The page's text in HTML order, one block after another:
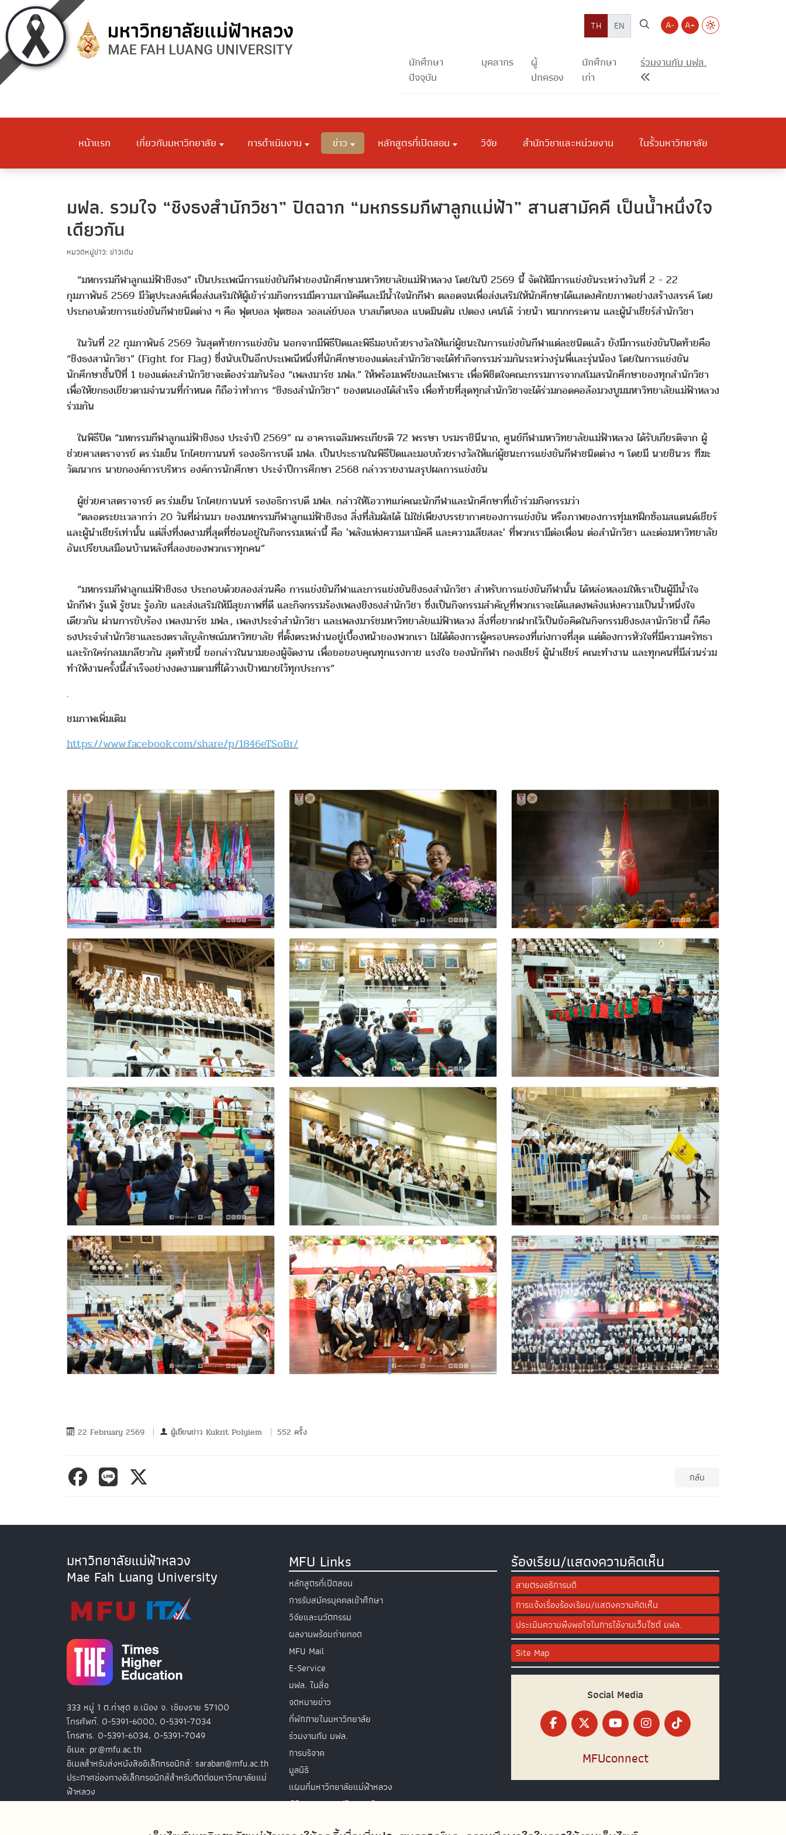
TH EN A- A+
นักศึกษา
ปัจจุบัน
บุคลากร
ผู้
ปกครอง
นักศึกษา
เก่า
ร่วมงานกับ มฟล.
หน้าแรก เกี่ยวกับมหาวิทยาลัย การดำเนินงาน ข่าว หลักสูตรที่เปิดสอน วิจัย สำนักวิชาและหน่วยงาน ในรั้วมหาวิทยาลัย
มฟล. รวมใจ “ชิงธงสำนักวิชา” ปิดฉาก “มหกรรมกีฬาลูกแม่ฟ้า” สานสามัคคี เป็นน้ำหนึ่งใจ
เดียวกัน
หมวดหมู่ข่าว: ข่าวเด่น
“มหกรรมกีฬาลูกแม่ฟ้าชิงธง” เป็นประเพณีการแข่งขันกีฬาของนักศึกษามหาวิทยาลัยแม่ฟ้าหลวง โดยในปี 2569 นี้ จัดให้มีการแข่งขันระหว่างวันที่ 2 - 22
กุมภาพันธ์ 2569 มีวัตุประสงค์เพื่อส่งเสริมให้ผู้เข้าร่วมกิจกรรมมีความสามัคคีและมีน้ำใจนักกีฬา ตลอดจนเพื่อส่งเสริมให้นักศึกษาได้แสดงศักยภาพอย่างสร้างสรรค์ โดย
ประกอบด้วยการแข่งขันกีฬาชนิดต่าง ๆ คือ ฟุตบอล ฟุตซอล วอลเล่ย์บอล บาสเก็ตบอล แบดมินตัน เปตอง เคนโด้ ว่ายน้า หมากกระดาน และผู้นำเชียร์สำนักวิชา
ในวันที่ 22 กุมภาพันธ์ 2569 วันสุดท้ายการแข่งขัน นอกจากมีพิธีปิดและพิธีมอบถ้วยรางวัลให้แก่ผู้ชนะในการแข่งขันกีฬาแต่ละชนิดแล้ว ยังมีการแข่งขันปิดท้ายคือ
“ชิงธงสานักวิชา” (Fight for Flag) ซึ่งนับเป็นอีกประเพณีหนึ่งที่นักศึกษาของแต่ละสำนักวิชาจะได้ทำกิจกรรมร่วมกันระหว่างรุ่นพี่และรุ่นน้อง โดยในการแข่งขัน
นักศึกษาชั้นปีที่ 1 ของแต่ละสำนักวิชาจะต้องร่วมกันร้อง “เพลงมาร์ช มฟล.” ให้พร้อมเพรียงและไพเราะ เพื่อพิชิตใจคณะกรรมการจากสโมสรนักศึกษาของทุกสำนักวิชา
เพื่อให้ยกธงเขียวตามจำนวนที่กำหนด ก็ถือว่าทำการ “ชิงธงสำนักวิชา” ของตนเองได้สำเร็จ เพื่อท้ายที่สุดทุกสำนักวิชาจะได้ร่วมกอดคอล้อมวงบูมมหาวิทยาลัยแม่ฟ้าหลวง
ร่วมกัน
ในพิธีปิด “มหกรรมกีฬาลูกแม่ฟ้าชิงธง ประจำปี 2569” ณ อาคารเฉลิมพระเกียรติ 72 พรรษา บรมราชินีนาถ, ศูนย์กีฬามหาวิทยาลัยแม่ฟ้าหลวง ได้รับเกียรติจาก ผู้
ช่วยศาสตราจารย์ ดร.ร่มเย็น โกไศยกานนท์ รองอธิการบดี มฟล. เป็นประธานในพิธีปิดและมอบถ้วยรางวัลให้แก่ผู้ชนะการแข่งขันกีฬาชนิดต่าง ๆ โดยมี นายชินวร ฑีฆะ
วัฒนากร นายกองค์การบริหาร องค์การนักศึกษา ประจำปีการศึกษา 2568 กล่าวรายงานสรุปผลการแข่งขัน
ผู้ช่วยศาสตราจารย์ ดร.ร่มเย็น โกไศยกานนท์ รองอธิการบดี มฟล. กล่าวให้โอวาทแก่คณะนักกีฬาและนักศึกษาที่เข้าร่วมกิจกรรมว่า
“ตลอดระยะเวลากว่า 20 วันที่ผ่านมา ของมหกรรมกีฬาลูกแม่ฟ้าชิงธง สิ่งที่สัมผัสได้ ไม่ใช่เพียงบรรยากาศของการแข่งขัน หรือภาพของการทุ่มเทฝึกซ้อมสแตนด์เชียร์
และผู้นำเชียร์เท่านั้น แต่สิ่งที่งดงามที่สุดที่ซ่อนอยู่ในกิจกรรมเหล่านี้ คือ 'พลังแห่งความสามัคคี และความเสียสละ' ที่พวกเรามีต่อเพื่อน ต่อสำนักวิชา และต่อมหาวิทยาลัย
อันเปรียบเสมือนบ้านหลังที่สองของพวกเราทุกคน”
“มหกรรมกีฬาลูกแม่ฟ้าชิงธง ประกอบด้วยสองส่วนคือ การแข่งขันกีฬาและการแข่งขันชิงธงสำนักวิชา สำหรับการแข่งขันกีฬานั้น ได้หล่อหลอมให้เราเป็นผู้มีน้ำใจ
นักกีฬา รู้แพ้ รู้ชนะ รู้อภัย และส่งเสริมให้มีสุขภาพที่ดี และกิจกรรมร้องเพลงชิงธงสำนักวิชา ซึ่งเป็นกิจกรรมสำคัญที่พวกเราจะได้แสดงพลังแห่งความเป็นน้ำหนึ่งใจ
เดียวกัน ผ่านการขับร้อง เพลงมาร์ช มฟล., เพลงประจำสำนักวิชา และเพลงมาร์ชมหาวิทยาลัยแม่ฟ้าหลวง สิ่งที่อยากฝากไว้เป็นข้อคิดในกิจกรรมชิงธงสานักวิชานี้ ก็คือ
ธงประจำสำนักวิชาและธงตราสัญลักษณ์มหาวิทยาลัย ที่ตั้งตระหง่านอยู่เบื้องหน้าของพวกเรา ไม่ได้ต้องการผู้ครอบครองที่เก่งกาจที่สุด แต่ต้องการหัวใจที่มีความศรัทธา
และรักใคร่กลมเกลียวกัน สุดท้ายนี้ ขอกล่าวในนามของผู้จัดงาน เพื่อขอขอบคุณทุกแรงกาย แรงใจ ของนักกีฬา กองเชียร์ ผู้นำเชียร์ คณะทำงาน และทุกคนที่มีส่วนร่วม
ทำให้งานครั้งนี้สำเร็จอย่างงดงามตามที่ได้วางเป้าหมายไว้ทุกประการ”
.
ชมภาพเพิ่มเติม
https://www.facebook.com/share/p/1846eTSoBr/
22 February 2569 ผู้เขียนข่าว Kukrit Polyiem 552 ครั้ง
กลับ
มหาวิทยาลัยแม่ฟ้าหลวง
Mae Fah Luang University
333 หมู่ 1 ต.ท่าสุด อ.เมือง จ. เชียงราย 57100
โทรศัพท์. 0-5391-6000, 0-5391-7034
โทรสาร. 0-5391-6034, 0-5391-7049
อีเมล: pr@mfu.ac.th
อีเมลสำหรับส่งหนังสืออิเล็กทรอนิกส์: saraban@mfu.ac.th
ประกาศช่องทางอิเล็กทรอนิกส์สำหรับติดต่อมหาวิทยาลัยแม่
ฟ้าหลวง
MFU Links
หลักสูตรที่เปิดสอน
การรับสมัครบุคคลเข้าศึกษา
วิจัยและนวัตกรรม
ผลงานพร้อมถ่ายทอด
MFU Mail
E-Service
มฟล. ในสื่อ
จดหมายข่าว
ที่พักภายในมหาวิทยาลัย
ร่วมงานกับ มฟล.
การบริจาค
มูลนิธิ
แผนที่มหาวิทยาลัยแม่ฟ้าหลวง
พิธีพระราชทานปริญญาบัตร
ร้องเรียน/แสดงความคิดเห็น
สายตรงอธิการบดี
การแจ้งเรื่องร้องเรียน/แสดงความคิดเห็น
ประเมินความพึงพอใจในการใช้งานเว็บไซต์ มฟล.
Site Map
Social Media
MFUconnect